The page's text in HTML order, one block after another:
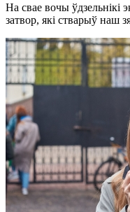
На свае вочы ўдзельнікі
затвор, які стварыў наш